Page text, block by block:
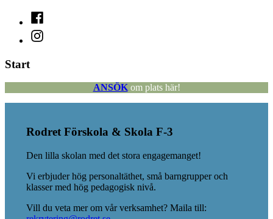
Facebook
Instagram
Start
ANSÖK om plats här!
Rodret Förskola & Skola F-3
Den lilla skolan med det stora engagemanget!
Vi erbjuder hög personaltäthet, små barngrupper och
klasser med hög pedagogisk nivå.
Vill du veta mer om vår verksamhet? Maila till: